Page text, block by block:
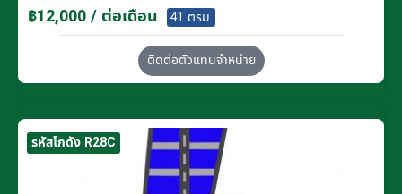
฿12,000 / ต่อเดือน 41 ตรม.
ติดต่อตัวแทนจำหน่าย
รหัสโกดัง R28C